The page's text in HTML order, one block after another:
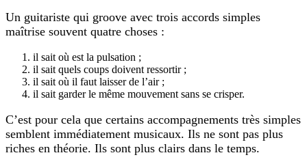
Un guitariste qui groove avec trois accords simples
maîtrise souvent quatre choses :
il sait où est la pulsation ;
il sait quels coups doivent ressortir ;
il sait où il faut laisser de l’air ;
il sait garder le même mouvement sans se crisper.
C’est pour cela que certains accompagnements très simples
semblent immédiatement musicaux. Ils ne sont pas plus
riches en théorie. Ils sont plus clairs dans le temps.